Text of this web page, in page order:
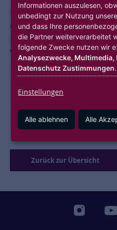
Durch Robotic Process
die NHW in mehreren
Erfahrungen sammeln
verschiedenen
Zurück zur Übersicht
Informationen auszulesen,
unbedingt zur Nutzung
und dass Ihre
die Partner weiterverarbeitet
folgende Zwecke nutzen wir
Analysezwecke,
Datenschutz Zustimmungen.
Einstellungen
Alle ablehnen Alle